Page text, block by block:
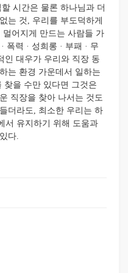
시간은 물론 하나님과 더
는 것, 우리를 부도덕하게
어지게 만드는 사람들 가
폭력 · 성희롱 · 부패 · 무
인 대우가 우리와 직장 동
는 환경 가운데서 일하는
찾을 수만 있다면 그것은
직장을 찾아 나서는 것도
더라도, 최소한 우리는 하
서 유지하기 위해 도움과
다.